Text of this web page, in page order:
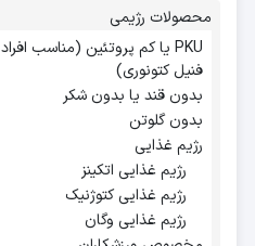
محصولات رژیمی
PKU یا کم پروتئین (مناسب افراد
فنیل کتونوری)
بدون قند یا بدون شکر
بدون گلوتن
رژیم غذایی
رژیم غذایی اتکینز
رژیم غذایی کتوژنیک
رژیم غذایی وگان